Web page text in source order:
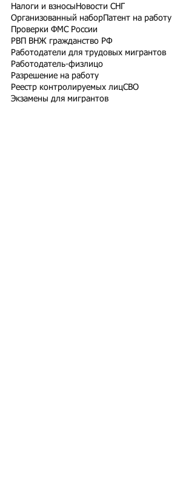
Налоги и взносы Новости СНГ
Организованный набор Патент на работу
Проверки ФМС России
РВП ВНЖ гражданство РФ
Работодатели для трудовых мигрантов
Работодатель-физлицо
Разрешение на работу
Реестр контролируемых лицСВО
Экзамены для мигрантов